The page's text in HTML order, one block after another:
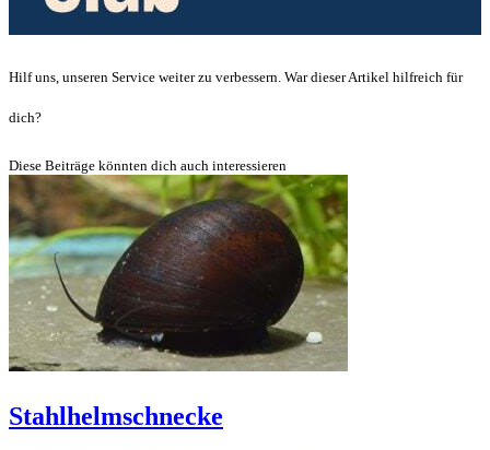
Hilf uns, unseren Service weiter zu verbessern. War dieser Artikel hilfreich für
dich?
Diese Beiträge könnten dich auch interessieren
Stahlhelmschnecke